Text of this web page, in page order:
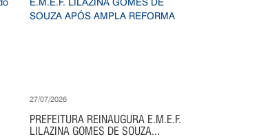
27/07/2026
PREFEITURA REINAUGURA E.M.E.F.
LILAZINA GOMES DE SOUZA...